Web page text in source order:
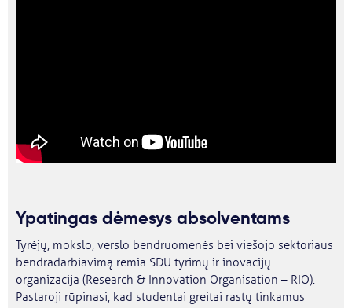
Ypatingas dėmesys absolventams
Tyrėjų, mokslo, verslo bendruomenės bei viešojo sektoriaus
bendradarbiavimą remia SDU tyrimų ir inovacijų
organizacija (Research & Innovation Organisation – RIO).
Pastaroji rūpinasi, kad studentai greitai rastų tinkamus